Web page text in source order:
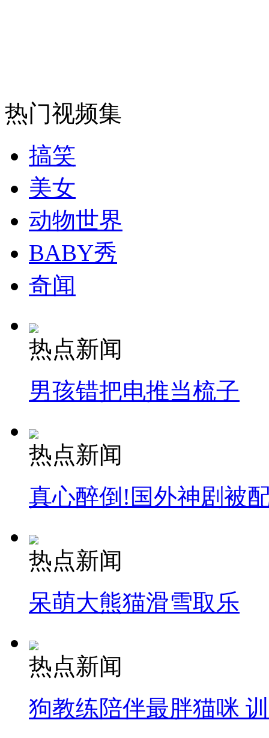
司机酒驾遇交警 急速倒车逃窜
热门视频集
搞笑
美女
动物世界
BABY秀
奇闻
热点新闻
男孩错把电推当梳子
热点新闻
真心醉倒!国外神剧被
热点新闻
呆萌大熊猫滑雪取乐
热点新闻
狗教练陪伴最胖猫咪